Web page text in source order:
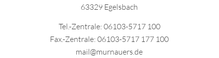
63329 Egelsbach
Tel.-Zentrale: 06103-5717 100
Fax.-Zentrale: 06103-5717 177 100
mail@murnauers.de